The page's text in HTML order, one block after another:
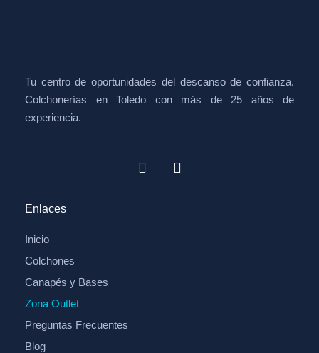
Tu centro de oportunidades del descanso de confianza.
Colchonerías en Toledo con más de 25 años de
experiencia.
Enlaces
Inicio
Colchones
Canapés y Bases
Zona Outlet
Preguntas Frecuentes
Blog